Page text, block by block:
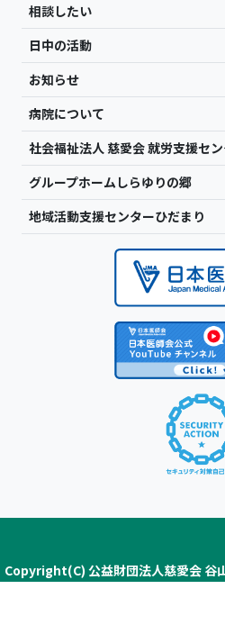
相談したい
日中の活動
お知らせ
病院について
社会福祉法人 慈愛会 就労支援セ
グループホームしらゆりの郷
地域活動支援センターひだまり
Copyright(C) 公益財団法人慈愛会 谷